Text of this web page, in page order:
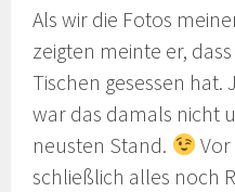
Als wir die Fotos
zeigten meinte er,
Tischen gesessen hat.
war das damals nicht
neusten Stand.
schließlich alles noch